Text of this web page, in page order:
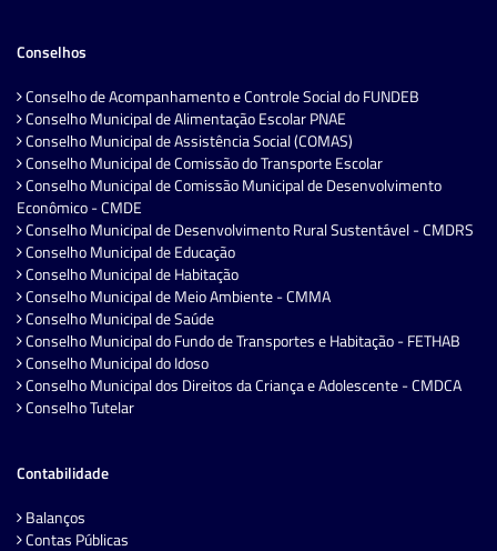
Conselhos
Conselho de Acompanhamento e Controle Social do FUNDEB
Conselho Municipal de Alimentação Escolar PNAE
Conselho Municipal de Assistência Social (COMAS)
Conselho Municipal de Comissão do Transporte Escolar
Conselho Municipal de Comissão Municipal de Desenvolvimento
Econômico - CMDE
Conselho Municipal de Desenvolvimento Rural Sustentável - CMDRS
Conselho Municipal de Educação
Conselho Municipal de Habitação
Conselho Municipal de Meio Ambiente - CMMA
Conselho Municipal de Saúde
Conselho Municipal do Fundo de Transportes e Habitação - FETHAB
Conselho Municipal do Idoso
Conselho Municipal dos Direitos da Criança e Adolescente - CMDCA
Conselho Tutelar
Contabilidade
Balanços
Contas Públicas